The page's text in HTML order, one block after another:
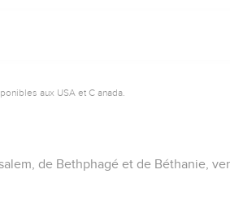
aux USA et C anada.
de Bethphagé et de Béthanie,